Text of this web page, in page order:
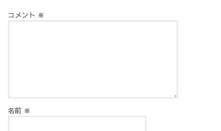
コメント ※
名前 ※